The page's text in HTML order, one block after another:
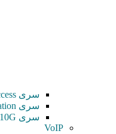
سری Access
سری Aggregation
سری Aggregation10G
VoIP